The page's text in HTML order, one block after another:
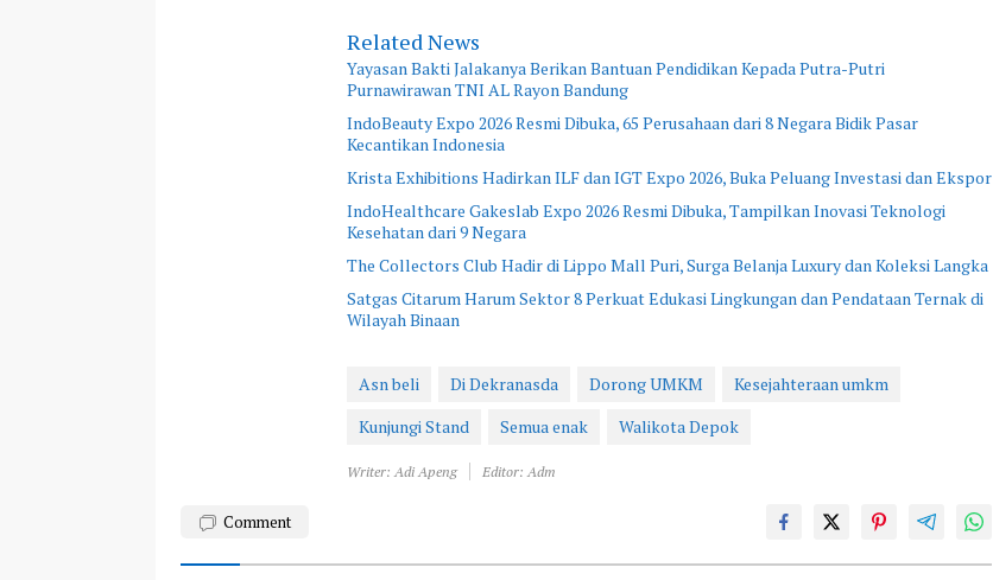
Related News
Yayasan Bakti Jalakanya Berikan Bantuan Pendidikan Kepada Putra-Putri
Purnawirawan TNI AL Rayon Bandung
IndoBeauty Expo 2026 Resmi Dibuka, 65 Perusahaan dari 8 Negara Bidik Pasar
Kecantikan Indonesia
Krista Exhibitions Hadirkan ILF dan IGT Expo 2026, Buka Peluang Investasi dan Ekspor
IndoHealthcare Gakeslab Expo 2026 Resmi Dibuka, Tampilkan Inovasi Teknologi
Kesehatan dari 9 Negara
The Collectors Club Hadir di Lippo Mall Puri, Surga Belanja Luxury dan Koleksi Langka
Satgas Citarum Harum Sektor 8 Perkuat Edukasi Lingkungan dan Pendataan Ternak di
Wilayah Binaan
Asn beli Di Dekranasda Dorong UMKM
Kesejahteraan umkm
Kunjungi Stand
Semua enak Walikota Depok
Writer: Adi Apeng Editor: Adm
Comment